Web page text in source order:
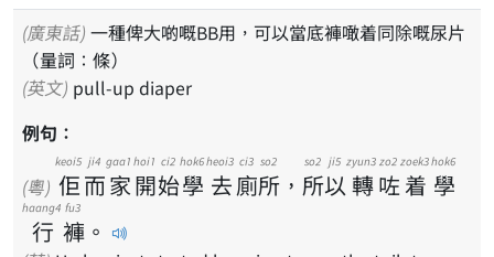
(廣東話)
（量詞：條）
(英文) pull-up diaper
例句：
(粵) 佢
keoi5
而
ji4
家
gaa1
開
hoi1
始
ci2
學
hok6
去
heoi3
廁
ci3
所
so2
， 所
so2
以
ji5
轉
zyun3
咗
zo2
着
zoek3
學
hok6
行
haang4
褲
fu3
。